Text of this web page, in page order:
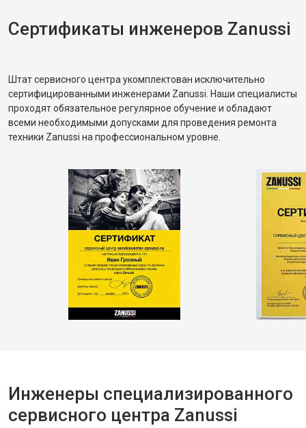
разбалансировка.
Сертификаты инженеров Zanussi
Штат сервисного центра укомплектован исключительно
сертифицированными инженерами Zanussi. Наши специалисты
проходят обязательное регулярное обучение и обладают
всеми необходимыми допусками для проведения ремонта
техники Zanussi на профессиональном уровне.
Инженеры специализированного
сервисного центра Zanussi